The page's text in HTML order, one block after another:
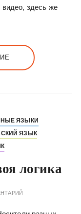
здесь же
ЯЗЫКИ
ЯЗЫК
логика